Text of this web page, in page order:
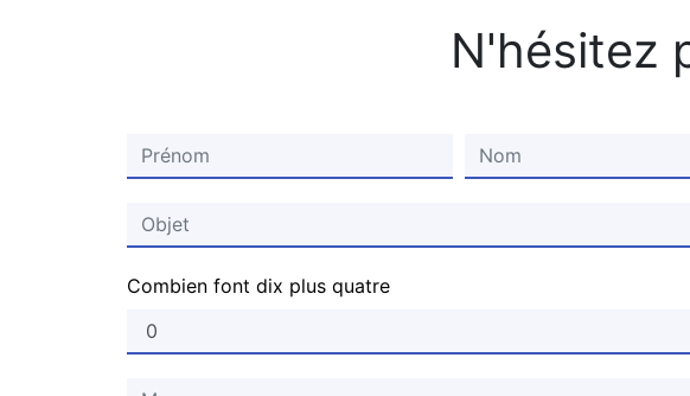
N'hésitez
Combien font dix plus quatre